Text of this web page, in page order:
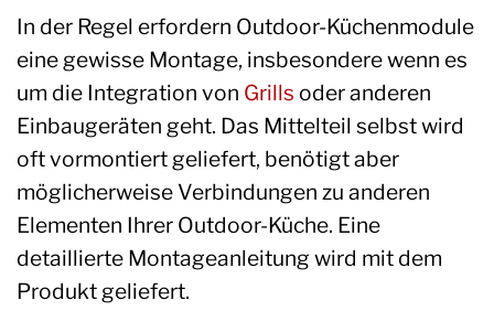
In der Regel erfordern Outdoor-Küchenmodule
eine gewisse Montage, insbesondere wenn es
um die Integration von Grills oder anderen
Einbaugeräten geht. Das Mittelteil selbst wird
oft vormontiert geliefert, benötigt aber
möglicherweise Verbindungen zu anderen
Elementen Ihrer Outdoor-Küche. Eine
detaillierte Montageanleitung wird mit dem
Produkt geliefert.